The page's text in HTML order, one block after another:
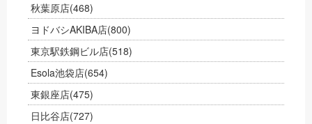
秋葉原店(468)
ヨドバシAKIBA店(800)
東京駅鉄鋼ビル店(518)
Esola池袋店(654)
東銀座店(475)
日比谷店(727)